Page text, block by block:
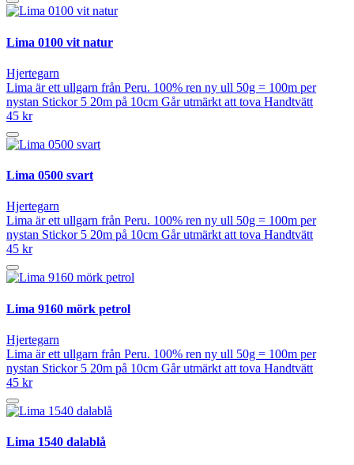
Lima 0100 vit natur
Hjertegarn
Lima är ett ullgarn från Peru. 100% ren ny ull 50g = 100m per
nystan Stickor 5 20m på 10cm Går utmärkt att tova Handtvätt
45 kr
Lima 0500 svart
Hjertegarn
Lima är ett ullgarn från Peru. 100% ren ny ull 50g = 100m per
nystan Stickor 5 20m på 10cm Går utmärkt att tova Handtvätt
45 kr
Lima 9160 mörk petrol
Hjertegarn
Lima är ett ullgarn från Peru. 100% ren ny ull 50g = 100m per
nystan Stickor 5 20m på 10cm Går utmärkt att tova Handtvätt
45 kr
Lima 1540 dalablå